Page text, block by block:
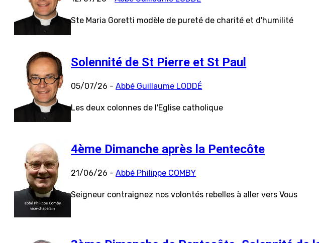
Ste Maria Goretti modèle de pureté de charité et d'humilité
Solennité de St Pierre et St Paul
05/07/26 -Abbé Guillaume LODDÉ
Les deux colonnes de l'Eglise catholique
4ème Dimanche après la Pentecôte
21/06/26 -Abbé Philippe COMBY
Seigneur contraignez nos volontés rebelles à aller vers Vous